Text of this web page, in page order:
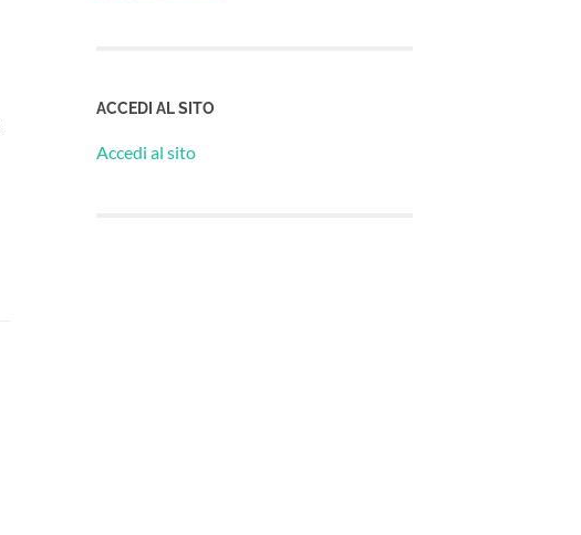
ACCEDI AL SITO
Accedi al sito